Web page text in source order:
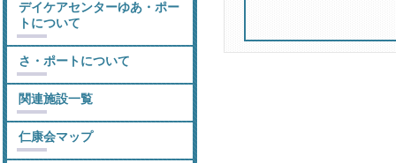
デイケアセンターゆあ・ポー
トについて
さ・ポートについて
関連施設一覧
仁康会マップ